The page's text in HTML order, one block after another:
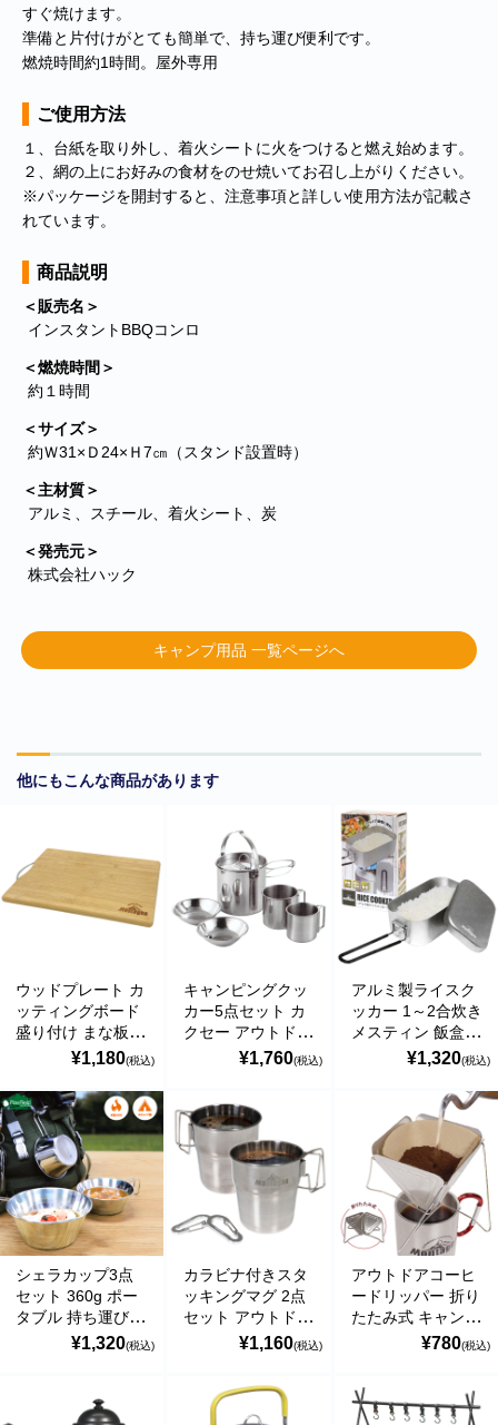
すぐ焼けます。
準備と片付けがとても簡単で、持ち運び便利です。
燃焼時間約1時間。屋外専用
ご使用方法
１、台紙を取り外し、着火シートに火をつけると燃え始めます。
２、網の上にお好みの食材をのせ焼いてお召し上がりください。
※パッケージを開封すると、注意事項と詳しい使用方法が記載さ
れています。
商品説明
＜販売名＞
インスタントBBQコンロ
＜燃焼時間＞
約１時間
＜サイズ＞
約Ｗ31×Ｄ24×Ｈ7㎝（スタンド設置時）
＜主材質＞
アルミ、スチール、着火シート、炭
＜発売元＞
株式会社ハック
キャンプ用品 一覧ページへ
他にもこんな商品があります
ウッドプレート カ
ッティングボード
盛り付け まな板
取っ手付き 竹製
Montagna
¥1,180(税込)
キャンピングクッ
カー5点セット カ
クセー アウトドア
キャンプ用調理器
¥1,760(税込)
アルミ製ライスク
ッカー 1～2合炊き
メスティン 飯盒
アウトドア・キャ
¥1,320(税込)
シェラカップ3点
セット 360g ポー
タブル 持ち運び
楽々 鍋 ボール 計
ャンプ BBQ
¥1,320(税込)
カラビナ付きスタ
ッキングマグ 2点
セット アウトドア
キャンプ¥1,160(税込)
アウトドアコーヒ
ードリッパー 折り
たたみ式 キャンプ
Montagna¥780(税込)
荷は12月30日 13:00ご注文分まで、年始は1月6日より開始いたしま
す。休業期間中にいただきましたご注文やお問い合わせ等に関しま
便をおかけ致しますが、何卒ご了承くださいますようお願い申し上
げます。
**当店を騙る不審なメールにご注意ください** 発信元がヤマト運輸
であるかのように装い、「Marco-Line」からの荷物が配送される旨
の偽のEメールが届くというお問い合わせが多数寄せられていま
す。当店で注文をしていないのにこのようなメールが届くなど、身
に覚えのない場合は、メールを開いたり、メール内のリンクをタッ
プしたり絶対にしないようご注意ください。なお、ご不明の場合
は、弊社またはヤマト運輸に直接お問い合わせください。〔 2024
年10月31日(木)〕
■**夏期休業日のお知らせ**
2024年8月14日(水)および8月15日(木)は
夏期休業日とさせていただきます。そのため、8月13日(火)14:00か
ら8月16日(金)14:00の間のご注文分の発送は、8月16日(金)となりま
す。ご了承のほどお願い申し上げます。
■Amaricoドッグフード グレインフリー成犬用（レッド）とグレイ
ンフリー成犬～シニア犬用（ゴールド）が新入荷しました。
Amaricoドッグフード
■ステイロイヤル グレインフリー ドッグフード
が新たに追加入荷い
たしました。
輸送遅延のため入荷が遅れておりました。まことに申し訳ございま